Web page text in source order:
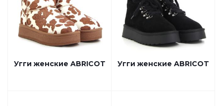
Угги женские ABRICOT Угги женские ABRICOT